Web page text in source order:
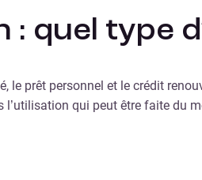
: quel type
prêt personnel et le crédit
qui peut être faite du